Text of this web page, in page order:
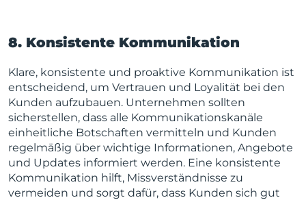
8. Konsistente Kommunikation
Klare, konsistente und proaktive Kommunikation ist
entscheidend, um Vertrauen und Loyalität bei den
Kunden aufzubauen. Unternehmen sollten
sicherstellen, dass alle Kommunikationskanäle
einheitliche Botschaften vermitteln und Kunden
regelmäßig über wichtige Informationen, Angebote
und Updates informiert werden. Eine konsistente
Kommunikation hilft, Missverständnisse zu
vermeiden und sorgt dafür, dass Kunden sich gut